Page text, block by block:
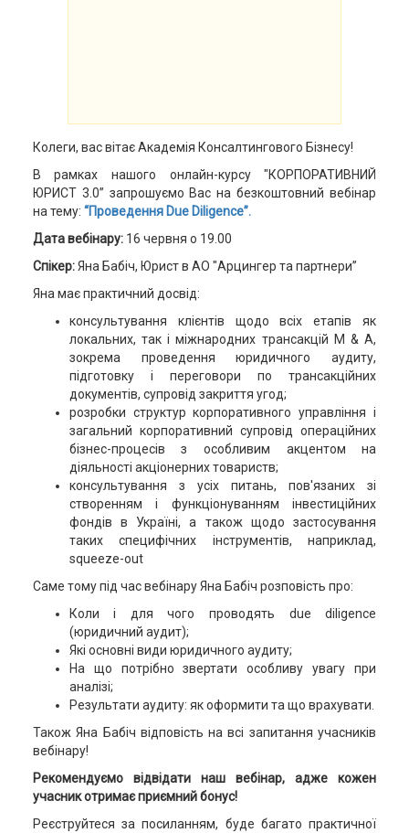
Колеги, вас вітає Академія Консалтингового Бізнесу!
В рамках нашого онлайн-курсу "КОРПОРАТИВНИЙ
ЮРИСТ 3.0” запрошуємо Вас на безкоштовний вебінар
на тему: “Проведення Due Diligence”.
Дата вебінару: 16 червня о 19.00
Спікер:Яна Бабіч, Юрист в АО "Арцингер та партнери”
Яна має практичний досвід:
консультування клієнтів щодо всіх етапів як
локальних, так і міжнародних трансакцій M & A,
зокрема проведення юридичного аудиту,
підготовку і переговори по трансакційних
документів, супровід закриття угод;
розробки структур корпоративного управління і
загальний корпоративний супровід операційних
бізнес-процесів з особливим акцентом на
діяльності акціонерних товариств;
консультування з усіх питань, пов'язаних зі
створенням і функціонуванням інвестиційних
фондів в Україні, а також щодо застосування
таких специфічних інструментів, наприклад,
squeeze-out
Саме тому під час вебінару Яна Бабіч розповість про:
Коли і для чого проводять due diligence
(юридичний аудит);
Які основні види юридичного аудиту;
На що потрібно звертати особливу увагу при
аналізі;
Результати аудиту: як оформити та що врахувати.
Також Яна Бабіч відповість на всі запитання учасників
вебінару!
Рекомендуємо відвідати наш вебінар, адже кожен
учасник отримає приємний бонус!
Реєструйтеся за посиланням, буде багато практичної